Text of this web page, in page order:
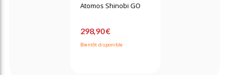
Atomos Shinobi GO
298,90 €
Bientôt disponible